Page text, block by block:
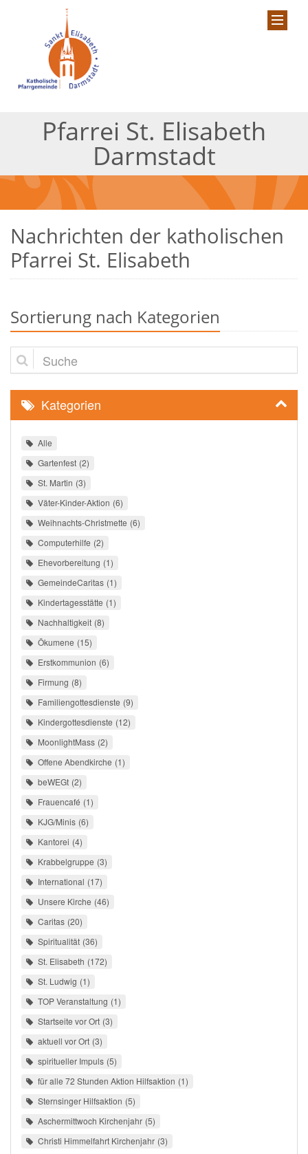
Pfarrei St. Elisabeth
Darmstadt
Nachrichten der katholischen
Pfarrei St. Elisabeth
Sortierung nach Kategorien
Suche
Kategorien
Alle
Gartenfest 2
St. Martin 3
Väter-Kinder-Aktion 6
Weihnachts-Christmette 6
Computerhilfe 2
Ehevorbereitung 1
GemeindeCaritas 1
Kindertagesstätte 1
Nachhaltigkeit 8
Ökumene 15
Erstkommunion 6
Firmung 8
Familiengottesdienste 9
Kindergottesdienste 12
MoonlightMass 2
Offene Abendkirche 1
beWEGt 2
Frauencafé 1
KJG/Minis 6
Kantorei 4
Krabbelgruppe 3
International 17
Unsere Kirche 46
Caritas 20
Spiritualität 36
St. Elisabeth 172
St. Ludwig 1
TOP Veranstaltung 1
Startseite vor Ort 3
aktuell vor Ort 3
spiritueller Impuls 5
für alle 72 Stunden Aktion Hilfsaktion 1
Sternsinger Hilfsaktion 5
Aschermittwoch Kirchenjahr 5
Christi Himmelfahrt Kirchenjahr 3